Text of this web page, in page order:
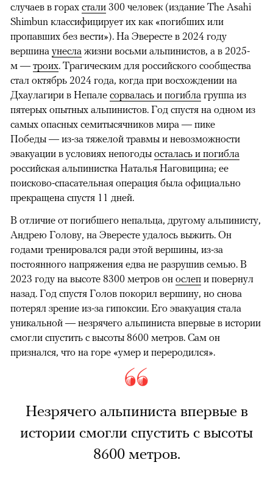
случаев в горах стали 300 человек (издание The Asahi
Shimbun классифицирует их как «погибших или
пропавших без вести»). На Эвересте в 2024 году
вершина унесла жизни восьми альпинистов, а в 2025-
м — троих. Трагическим для российского сообщества
стал октябрь 2024 года, когда при восхождении на
Дхаулагири в Непале сорвалась и погибла группа из
пятерых опытных альпинистов. Год спустя на одном из
самых опасных семитысячников мира — пике
Победы — из-за тяжелой травмы и невозможности
эвакуации в условиях непогоды осталась и погибла
российская альпинистка Наталья Наговицина; ее
поисково-спасательная операция была официально
прекращена спустя 11 дней.
В отличие от погибшего непальца, другому альпинисту,
Андрею Голову, на Эвересте удалось выжить. Он
годами тренировался ради этой вершины, из-за
постоянного напряжения едва не разрушив семью. В
2023 году на высоте 8300 метров он ослеп и повернул
назад. Год спустя Голов покорил вершину, но снова
потерял зрение из-за гипоксии. Его эвакуация стала
уникальной — незрячего альпиниста впервые в истории
смогли спустить с высоты 8600 метров. Сам он
признался, что на горе «умер и переродился».
Незрячего альпиниста впервые в
истории смогли спустить с высоты
8600 метров.